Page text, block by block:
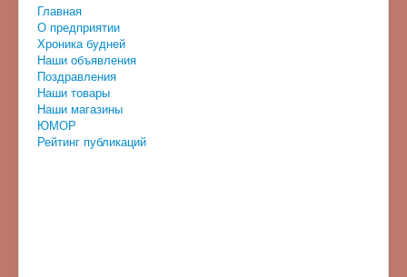
Главная
О предприятии
Хроника будней
Наши объявления
Поздравления
Наши товары
Наши магазины
ЮМОР
Рейтинг публикаций